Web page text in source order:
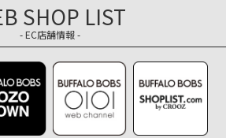
SHOP LIST
- EC店舗情報 -